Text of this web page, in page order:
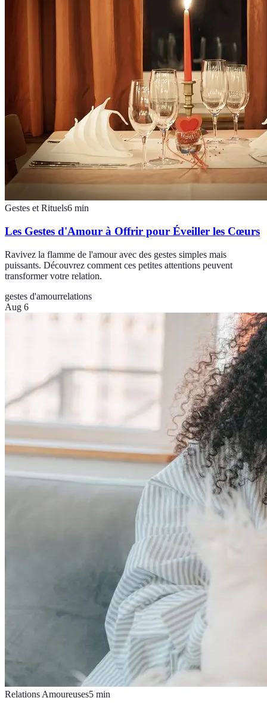
Gestes et Rituels6 min
Les Gestes d'Amour à Offrir pour Éveiller les Cœurs
Ravivez la flamme de l'amour avec des gestes simples mais
puissants. Découvrez comment ces petites attentions peuvent
transformer votre relation.
gestes d'amourrelations
Aug 6
Relations Amoureuses5 min